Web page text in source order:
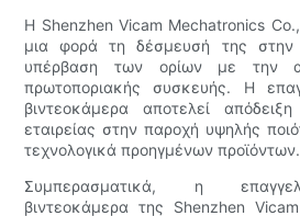
Η Shenzhen Vicam Mechatronics
μια φορά τη δέσμευσή της στην
υπέρβαση των ορίων με την
πρωτοποριακής συσκευής. Η
βιντεοκάμερα αποτελεί
εταιρείας στην παροχή υψηλής
τεχνολογικά προηγμένων προϊόντων.
Συμπερασματικά, η
βιντεοκάμερα της Shenzhen